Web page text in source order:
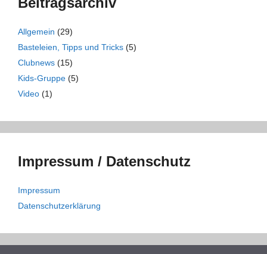
Allgemein (29)
Basteleien, Tipps und Tricks (5)
Clubnews (15)
Kids-Gruppe (5)
Video (1)
Impressum / Datenschutz
Impressum
Datenschutzerklärung